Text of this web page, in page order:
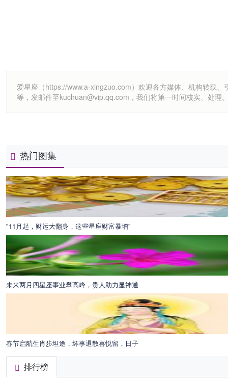
爱星座（https://www.a-xingzuo.com）欢迎各方媒体、机构转载
等，发邮件至kuchuan@vip.qq.com，我们将第一时间核实、处理
热门图集
"11月起，财运大翻身，这些星座财富暴增"
未来两月四星座事业攀高峰，贵人助力显神通
春节启航生肖步坦途，坏事退散喜悦留，日子
排行榜